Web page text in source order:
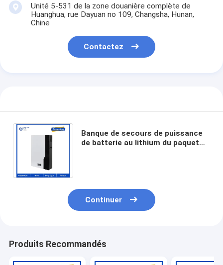
Unité 5-531 de la zone douanière complète de
Huanghua, rue Dayuan no 109, Changsha, Hunan,
Chine
Contactez
Banque de secours de puissance
de batterie au lithium du paquet
Continuer
Produits Recommandés